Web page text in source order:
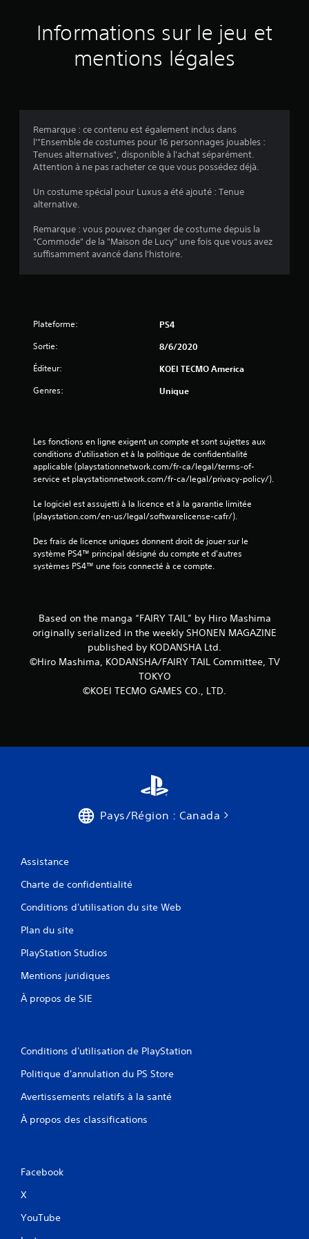
é
a
t
o
s
Informations sur le jeu et
mentions légales
Remarque : ce contenu est également inclus dans
l'"Ensemble de costumes pour 16 personnages jouables :
Tenues alternatives", disponible à l'achat séparément.
Attention à ne pas racheter ce que vous possédez déjà.
Un costume spécial pour Luxus a été ajouté : Tenue
alternative.
Remarque : vous pouvez changer de costume depuis la
"Commode" de la "Maison de Lucy" une fois que vous avez
suffisamment avancé dans l'histoire.
Plateforme: PS4
Sortie: 8/6/2020
Éditeur: KOEI TECMO America
Genres: Unique
Les fonctions en ligne exigent un compte et sont sujettes aux
conditions d’utilisation et à la politique de confidentialité
applicable (playstationnetwork.com/fr-ca/legal/terms-of-
service et playstationnetwork.com/fr-ca/legal/privacy-policy/).
Le logiciel est assujetti à la licence et à la garantie limitée
(playstation.com/en-us/legal/softwarelicense-cafr/).
Des frais de licence uniques donnent droit de jouer sur le
système PS4™ principal désigné du compte et d'autres
systèmes PS4™ une fois connecté à ce compte.
Based on the manga “FAIRY TAIL” by Hiro Mashima
originally serialized in the weekly SHONEN MAGAZINE
published by KODANSHA Ltd.
©Hiro Mashima, KODANSHA/FAIRY TAIL Committee, TV
TOKYO
©KOEI TECMO GAMES CO., LTD.
Pays/Région : Canada
Assistance
Charte de confidentialité
Conditions d'utilisation du site Web
Plan du site
PlayStation Studios
Mentions juridiques
À propos de SIE
Conditions d'utilisation de PlayStation
Politique d'annulation du PS Store
Avertissements relatifs à la santé
À propos des classifications
Facebook
X
YouTube